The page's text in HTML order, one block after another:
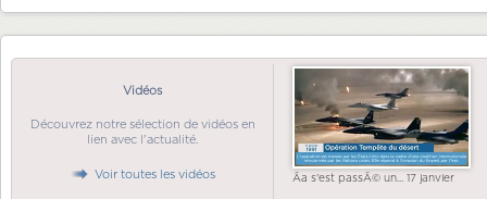
Vidéos
Découvrez notre sélection de vidéos en
lien avec l'actualité.
Voir toutes les vidéos Ãa s'est passÃ© un... 17 janvier